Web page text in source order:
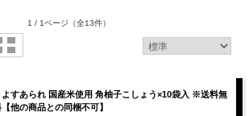
1 / 1ページ （全13件）
よすあられ 国産米使用 角柚子こしょう×10袋入 ※送料無
他の商品との同梱不可】